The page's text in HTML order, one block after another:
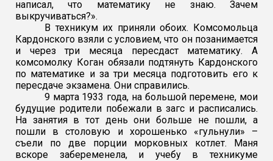
написал, что математику не знаю. Зачем
выкручиваться?».
В техникум их приняли обоих. Комсомольца
Кардонского взяли с условием, что он позанимается
и через три месяца пересдаст математику. А
комсомолку Коган обязали подтянуть Кардонского
по математике и за три месяца подготовить его к
пересдаче экзамена. Они справились.
9 марта 1933 года, на большой перемене, мои
будущие родители побежали в загс и расписались.
На занятия в тот день они больше не пошли, а
пошли в столовую и хорошенько «гульнули» –
съели по две порции морковных котлет. Маня
вскоре забеременела, и учебу в техникуме